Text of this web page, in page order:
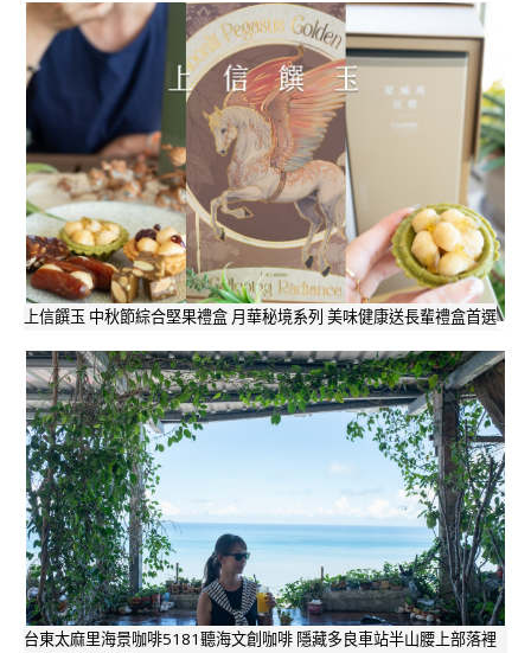
上信饌玉 中秋節綜合堅果禮盒 月華秘境系列 美味健康送長輩禮盒首選
台東太麻里海景咖啡5181聽海文創咖啡 隱藏多良車站半山腰上部落裡